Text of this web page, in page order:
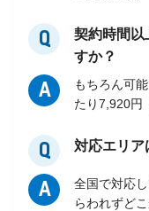
Q
契約時間以
すか？
A
もちろん可
たり7,920円
Q 対応エリア
A
全国で対応
らわれずど